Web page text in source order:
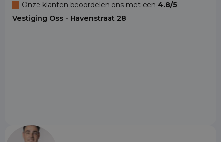
Onze klanten beoordelen ons met een 4.8/5
Vestiging Oss - Havenstraat 28